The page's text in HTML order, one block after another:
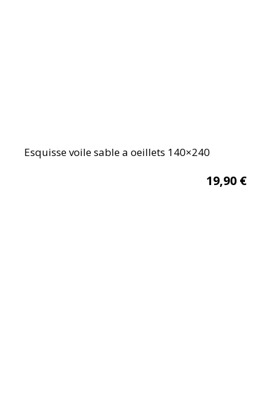
Esquisse voile sable a oeillets 140×240
19,90 €